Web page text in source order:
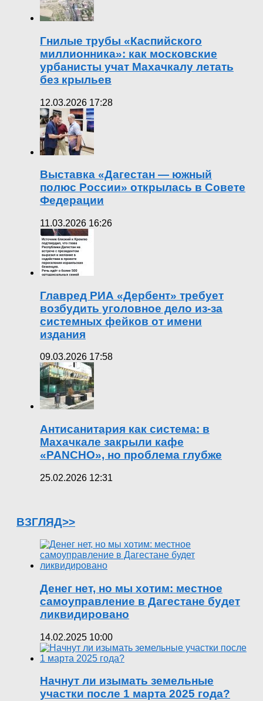
Гнилые трубы «Каспийского
миллионника»: как московские
урбанисты учат Махачкалу летать
без крыльев
12.03.2026 17:28
Выставка «Дагестан — южный
полюс России» открылась в Совете
Федерации
11.03.2026 16:26
Главред РИА «Дербент» требует
возбудить уголовное дело из-за
системных фейков от имени
издания
09.03.2026 17:58
Антисанитария как система: в
Махачкале закрыли кафе
«PANCHO», но проблема глубже
25.02.2026 12:31
ВЗГЛЯД>>
Денег нет, но мы хотим: местное
самоуправление в Дагестане будет
ликвидировано
14.02.2025 10:00
Начнут ли изымать земельные
участки после 1 марта 2025 года?